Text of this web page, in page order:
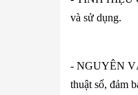
và sử dụng.
- NGUYÊN
thuật số, đảm